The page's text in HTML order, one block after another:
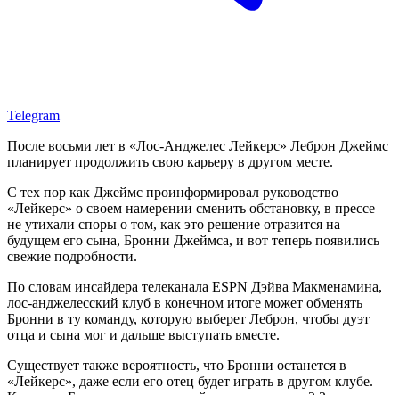
Telegram
После восьми лет в «Лос-Анджелес Лейкерс» Леброн Джеймс
планирует продолжить свою карьеру в другом месте.
С тех пор как Джеймс проинформировал руководство
«Лейкерс» о своем намерении сменить обстановку, в прессе
не утихали споры о том, как это решение отразится на
будущем его сына, Бронни Джеймса, и вот теперь появились
свежие подробности.
По словам инсайдера телеканала ESPN Дэйва Макменамина,
лос-анджелесский клуб в конечном итоге может обменять
Бронни в ту команду, которую выберет Леброн, чтобы дуэт
отца и сына мог и дальше выступать вместе.
Существует также вероятность, что Бронни останется в
«Лейкерс», даже если его отец будет играть в другом клубе.